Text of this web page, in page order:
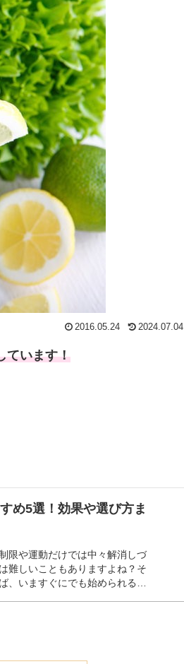
2016.05.24 2024.07.04
ています！
め5選！効果や選び方ま
限や運動だけでは中々解消しづ
難しいこともありますよね？そ
、いますぐにでも始められると